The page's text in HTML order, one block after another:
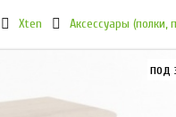
Xten Аксессуары (полки,
под